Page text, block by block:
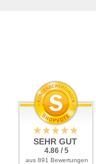
SEHR GUT
4.86 / 5
aus 891 Bewertungen